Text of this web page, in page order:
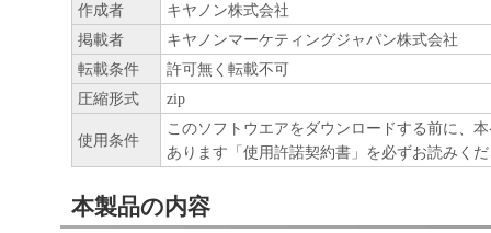
２．使用許諾
(1) お客様は、「許諾ソフトウェア」を、
ンのネットワークカメラ製品を使用する目
客様のコンピュータにおいて使用（「使用
ソフトウェア」をインストールすること、
ることのいずれも含むものとします。）す
作成者
キヤノン株式会社
掲載者
キヤノンマーケティングジャパン株式会社
転載条件
許可無く転載不可
圧縮形式
zip
使用条件
このソフトウエアをダウンロードする前に、
あります「使用許諾契約書」を必ずお読みく
本製品の内容